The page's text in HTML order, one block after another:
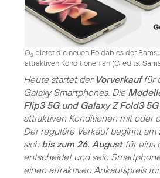
O2 bietet die neuen Foldables der
attraktiven Konditionen an (Credits:
Heute startet der Vorverkauffür
Galaxy Smartphones. Die
Flip3 5G und Galaxy Z Fold3 5G
attraktiven Konditionen mit oder
Der reguläre Verkauf beginnt am
sich bis zum 26. Augustfür eins
entscheidet und sein
einen attraktiven Ankaufspreis